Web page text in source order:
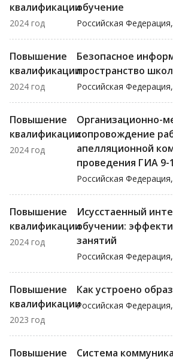
квалификации
2024 год
обучение
Российская
Повышение
квалификации
2024 год
Безопасное
пространство
Российская
Повышение
квалификации
2024 год
Организационно-
сопровождение
апелляционной
проведения ГИА 9-
Российская
Повышение
квалификации
2024 год
Исусстаенный
обучении:
занятий
Российская
Повышение
квалификации
2023 год
Как устроено
Российская
Повышение
Система